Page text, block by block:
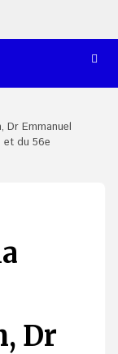
Dr Emmanuel
et du 56e
Dr